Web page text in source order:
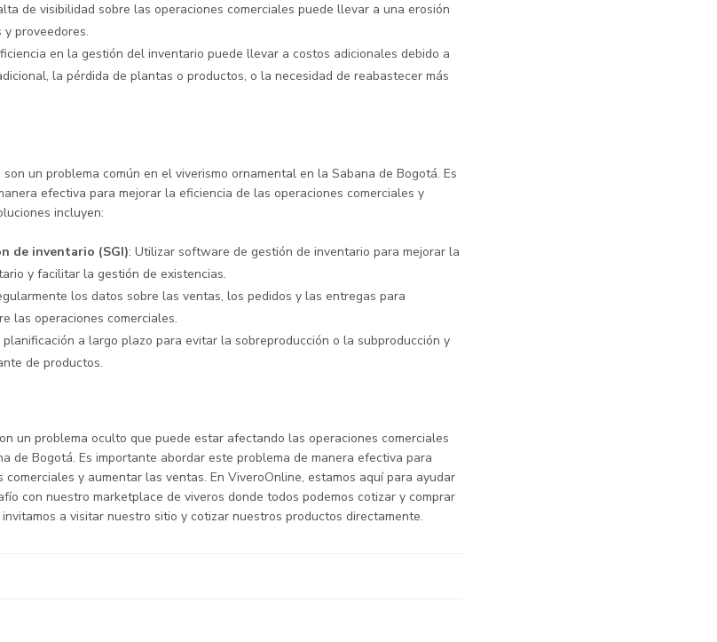
de visibilidad sobre las operaciones comerciales puede llevar a una erosión
proveedores.
en la gestión del inventario puede llevar a costos adicionales debido a
la pérdida de plantas o productos, o la necesidad de reabastecer más
un problema común en el viverismo ornamental en la Sabana de Bogotá. Es
efectiva para mejorar la eficiencia de las operaciones comerciales y
incluyen:
de inventario (SGI): Utilizar software de gestión de inventario para mejorar la
y facilitar la gestión de existencias.
los datos sobre las ventas, los pedidos y las entregas para
las operaciones comerciales.
planificación a largo plazo para evitar la sobreproducción o la subproducción y
de productos.
un problema oculto que puede estar afectando las operaciones comerciales
de Bogotá. Es importante abordar este problema de manera efectiva para
y aumentar las ventas. En ViveroOnline, estamos aquí para ayudar
con nuestro marketplace de viveros donde todos podemos cotizar y comprar
a visitar nuestro sitio y cotizar nuestros productos directamente.